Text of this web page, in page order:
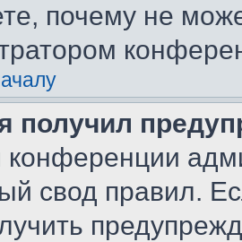
почему не
получил
свод правил.